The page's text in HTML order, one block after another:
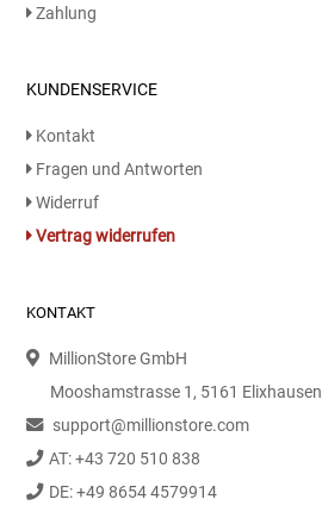
Zahlung
KUNDENSERVICE
Kontakt
Fragen und Antworten
Widerruf
Vertrag widerrufen
KONTAKT
MillionStore GmbH
Mooshamstrasse 1, 5161 Elixhausen
support@millionstore.com
AT: +43 720 510 838
DE: +49 8654 4579914